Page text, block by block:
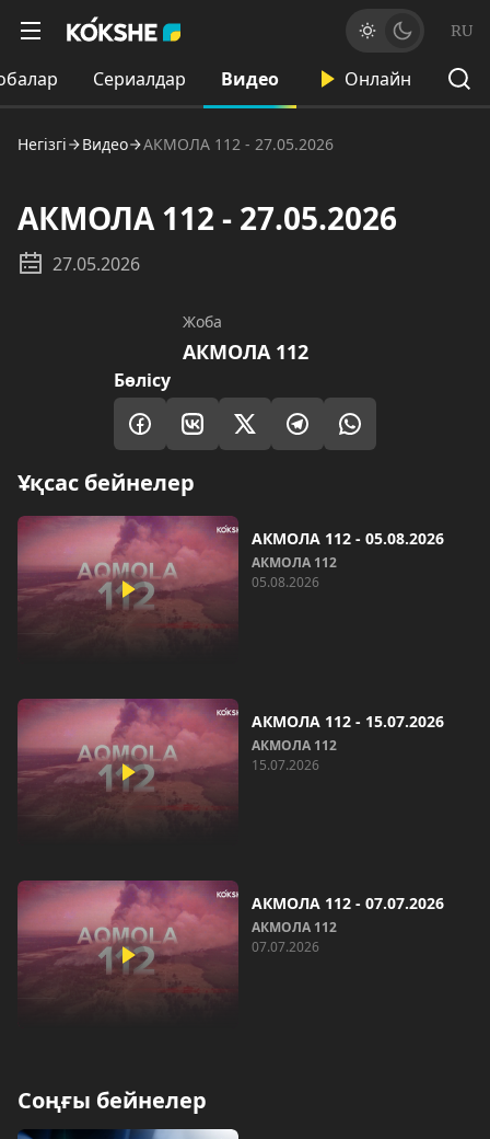
RU
Сериалдар Видео Онлайн
Негізгі Видео АКМОЛА 112 - 27.05.2026
АКМОЛА 112 - 27.05.2026
27.05.2026
Жоба
АКМОЛА 112
Бөлісу
Ұқсас бейнелер
АКМОЛА 112 - 05.08.2026
АКМОЛА 112
05.08.2026
АКМОЛА 112 - 15.07.2026
АКМОЛА 112
15.07.2026
АКМОЛА 112 - 07.07.2026
АКМОЛА 112
07.07.2026
Соңғы бейнелер